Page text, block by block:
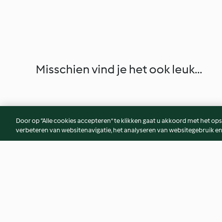
Misschien vind je het ook leuk...
Door op “Alle cookies accepteren” te klikken gaat u akkoord met het
verbeteren van websitenavigatie, het analyseren van websitegebruik